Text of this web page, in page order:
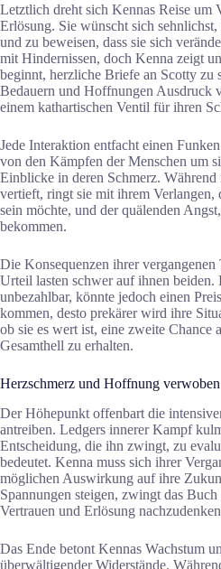
Letztlich dreht sich Kennas Reise um
Erlösung. Sie wünscht sich
und zu beweisen, dass sie sich
mit Hindernissen, doch Kenna zeigt
beginnt, herzliche Briefe an Scotty zu
Bedauern und Hoffnungen Ausdruck
einem kathartischen Ventil für ihren
Jede Interaktion entfacht einen
von den Kämpfen der Menschen um
Einblicke in deren Schmerz.
vertieft, ringt sie mit ihrem Verlangen,
sein möchte, und der quälenden
bekommen.
Die Konsequenzen ihrer vergangenen
Urteil lasten schwer auf ihnen beiden.
unbezahlbar, könnte jedoch einen
kommen, desto prekärer wird ihre
ob sie es wert ist, eine zweite Chance
Gesamthell zu erhalten.
Herzschmerz und Hoffnung verwoben
Der Höhepunkt offenbart die
antreiben. Ledgers innerer Kampf
Entscheidung, die ihn zwingt, zu
bedeutet. Kenna muss sich ihrer
möglichen Auswirkung auf ihre
Spannungen steigen, zwingt das
Vertrauen und Erlösung
Das Ende betont Kennas Wachstum
überwältigender Widerstände.